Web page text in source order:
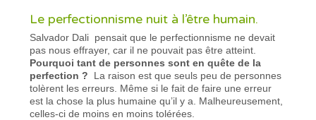
Le perfectionnisme nuit à l’être humain.
Salvador Dali pensait que le perfectionnisme ne devait
pas nous effrayer, car il ne pouvait pas être atteint.
Pourquoi tant de personnes sont en quête de la
perfection ?
La raison est que seuls peu de personnes
tolèrent les erreurs. Même si le fait de faire une erreur
est la chose la plus humaine qu’il y a. Malheureusement,
celles-ci de moins en moins tolérées.